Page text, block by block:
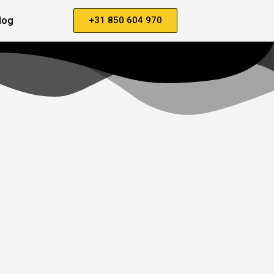
+31 850 604 970